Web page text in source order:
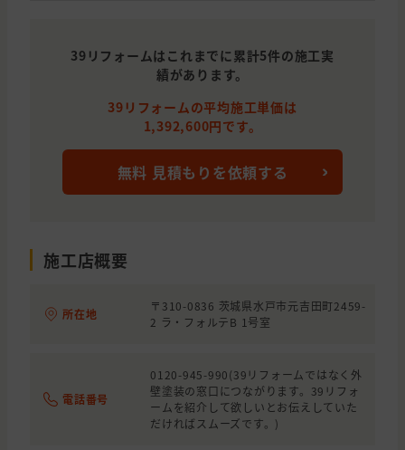
39リフォームはこれまでに累計5件の施工実
績があります。
39リフォームの平均施工単価は
1,392,600円です。
無料 見積もりを依頼する
施工店概要
所在地
〒310-0836 茨城県水戸市元吉田町2459-
2 ラ・フォルテB 1号室
電話番号
0120-945-990(39リフォームではなく外
壁塗装の窓口につながります。39リフォ
ームを紹介して欲しいとお伝えしていた
だければスムーズです。)